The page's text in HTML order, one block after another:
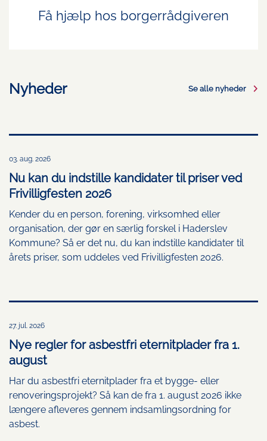
Få hjælp hos borgerrådgiveren
Nyheder Se alle nyheder
03. aug. 2026
Nu kan du indstille kandidater til priser ved
Frivilligfesten 2026
Kender du en person, forening, virksomhed eller
organisation, der gør en særlig forskel i Haderslev
Kommune? Så er det nu, du kan indstille kandidater til
årets priser, som uddeles ved Frivilligfesten 2026.
27. jul. 2026
Nye regler for asbestfri eternitplader fra 1.
august
Har du asbestfri eternitplader fra et bygge- eller
renoveringsprojekt? Så kan de fra 1. august 2026 ikke
længere afleveres gennem indsamlingsordning for
asbest.